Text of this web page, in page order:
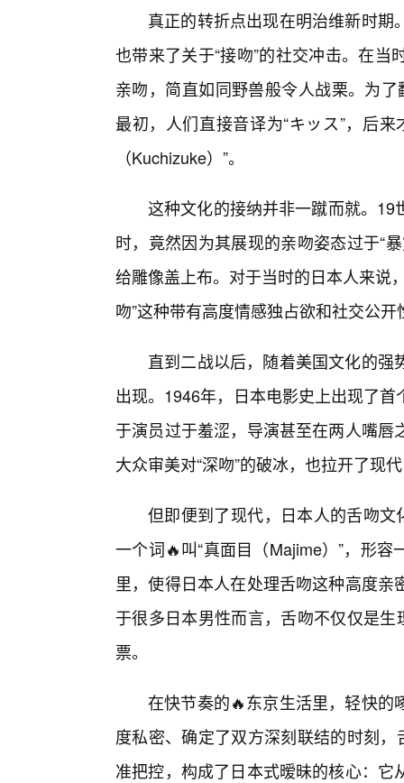
真正的转折点出现在明治维新时
也带来了关于“接吻”的社交冲击。在
亲吻，简直如同野兽般令人战栗。为
最初，人们直接音译为“キッス”，后
（Kuchizuke）”。
这种文化的接纳并非一蹴而就。
时，竟然因为其展现的亲吻姿态过于“
给雕像盖上布。对于当时的日本人来说
吻”这种带有高度情感独占欲和社交公
直到二战以后，随着美国文化的
出现。1946年，日本电影史上出现了
于演员过于羞涩，导演甚至在两人嘴
大众审美对“深吻”的破冰，也拉开了现
但即便到了现代，日本人的舌吻文
一个词🔥叫“真面目（Majime）”，形
里，使得日本人在处理舌吻这种高度
于很多日本男性而言，舌吻不仅仅是
票。
在快节奏的🔥东京生活里，轻快的
度私密、确定了双方深刻联结的时刻
准把控，构成了日本式暧昧的核心：